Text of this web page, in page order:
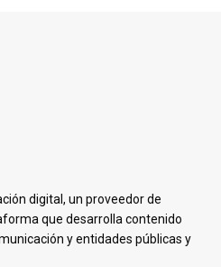
digital, un proveedor de
que desarrolla contenido
y entidades públicas y